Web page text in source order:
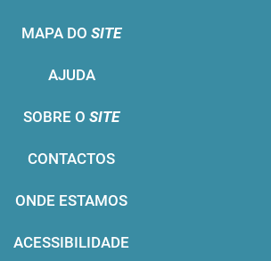
MAPA DO SITE
AJUDA
SOBRE O SITE
CONTACTOS
ONDE ESTAMOS
ACESSIBILIDADE